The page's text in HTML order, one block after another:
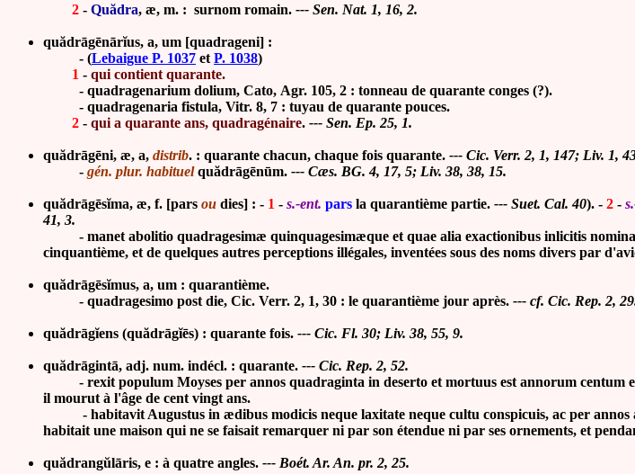
2 - Quădra, æ, m. : surnom romain. --- Sen. Nat. 1, 16, 2.
quădrāgēnārĭus, a, um [quadrageni] :
- (Lebaigue P. 1037 et P. 1038)
1 - qui contient quarante.
- quadragenarium dolium, Cato, Agr. 105, 2 : tonneau de quarante conges (?).
- quadragenaria fistula, Vitr. 8, 7 : tuyau de quarante pouces.
2 - qui a quarante ans, quadragénaire. --- Sen. Ep. 25, 1.
quădrāgēni, æ, a, distrib. : quarante chacun, chaque fois quarante. --- Cic. Verr. 2, 1, 147; Liv. 1,
- gén. plur. habituelquădrāgēnūm. --- Cæs. BG. 4, 17, 5; Liv. 38, 38, 15.
quădrāgēsĭma, æ, f. [pars ou dies] : - 1 - s.-ent. pars la quarantième partie. --- Suet. Cal. 40). - 2 -
41, 3.
- manet abolitio quadragesimæ quinquagesimæque et quae alia exactionibus inlicitis
cinquantième, et de quelques autres perceptions illégales, inventées sous des noms divers par
quădrāgēsĭmus, a, um : quarantième.
- quadragesimo post die, Cic. Verr. 2, 1, 30 : le quarantième jour après. --- cf. Cic. Rep. 2,
quădrāgĭens (quădrāgĭēs) : quarante fois. --- Cic. Fl. 30; Liv. 38, 55, 9.
quădrāgintā, adj. num. indécl. : quarante. --- Cic. Rep. 2, 52.
- rexit populum Moyses per annos quadraginta in deserto et mortuus est annorum
il mourut à l'âge de cent vingt ans.
- habitavit Augustus in ædibus modicis neque laxitate neque cultu conspicuis, ac per annos
habitait une maison qui ne se faisait remarquer ni par son étendue ni par ses ornements, et
quădrangŭlāris, e : à quatre angles. --- Boét. Ar. An. pr. 2, 25.